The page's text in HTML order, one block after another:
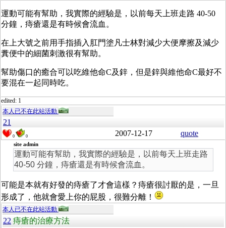
運動可能有幫助，我實際的經驗是，以前每天上班走路 40-50
分鐘，痔瘡還是有時候會流血。
在上大號之前用手指插入肛門塗凡士林對減少大便摩擦及減少
糞便中的細菌刺激很有幫助。
幫助傷口的癒合可以吃維他命C及鋅，但是鋅與維他命C最好不
要混在一起同時吃。
edited: 1
本人已不在此站活動
21
0 0 2007-12-17 quote
site admin
運動可能有幫助，我實際的經驗是，以前每天上班走路
40-50 分鐘，痔瘡還是有時候會流血。
可能是本就有好發的痔瘡了才會這樣？痔瘡很討厭的是，一旦
形成了，他就會愛上你的屁股，很難分離！
本人已不在此站活動
22 痔瘡的治療方法